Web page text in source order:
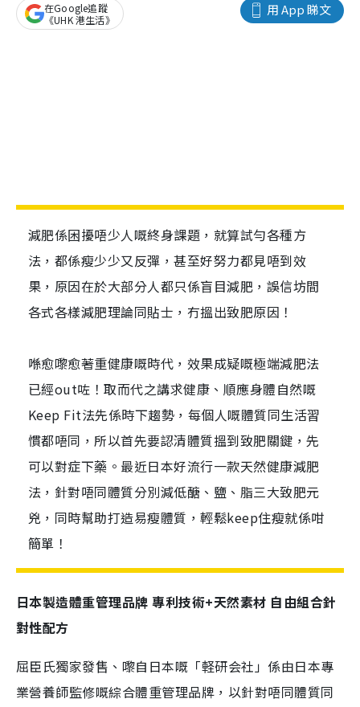
用 App 睇文
在Google追蹤
《UHK 港生活》
減肥係困擾唔少人嘅終身課題，就算試勻各種方
法，都係瘦少少又反彈，甚至好努力都見唔到效
果，原因在於大部分人都只係盲目減肥，誤信坊間
各式各樣減肥理論同貼士，冇搵出致肥原因！
喺愈嚟愈著重健康嘅時代，效果成疑嘅極端減肥法
已經out咗！取而代之講求健康、順應身體自然嘅
Keep Fit法先係時下趨勢，每個人嘅體質同生活習
慣都唔同，所以首先要認清體質搵到致肥關鍵，先
可以對症下藥。最近日本好流行一款天然健康減肥
法，針對唔同體質分別減低醣、鹽、脂三大致肥元
兇，同時幫助打造易瘦體質，輕鬆keep住瘦就係咁
簡單！
日本製造體重管理品牌 專利技術+天然素材 自由組合針
對性配方
屈臣氏獨家發售、嚟自日本嘅「軽研会社」係由日本專
業營養師監修嘅綜合體重管理品牌，以針對唔同體質同